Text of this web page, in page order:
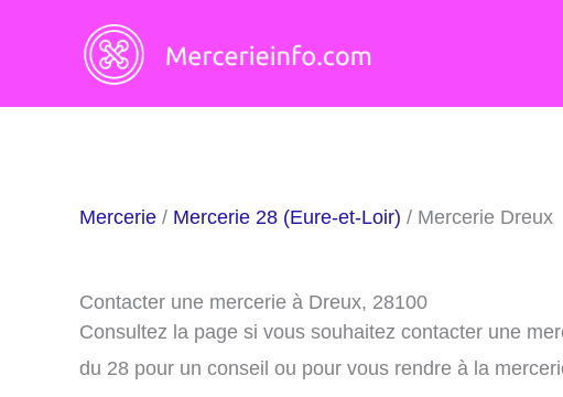
Mercerie / Mercerie 28 (Eure-et-Loir) / Mercerie Dreux
Contacter une mercerie à Dreux, 28100
Consultez la page si vous souhaitez contacter une
du 28 pour un conseil ou pour vous rendre à la